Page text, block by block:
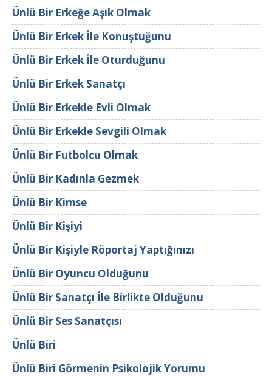
Ünlü Bir Erkeğe Aşık Olmak
Ünlü Bir Erkek İle Konuştuğunu
Ünlü Bir Erkek İle Oturduğunu
Ünlü Bir Erkek Sanatçı
Ünlü Bir Erkekle Evli Olmak
Ünlü Bir Erkekle Sevgili Olmak
Ünlü Bir Futbolcu Olmak
Ünlü Bir Kadınla Gezmek
Ünlü Bir Kimse
Ünlü Bir Kişiyi
Ünlü Bir Kişiyle Röportaj Yaptığınızı
Ünlü Bir Oyuncu Olduğunu
Ünlü Bir Sanatçı İle Birlikte Olduğunu
Ünlü Bir Ses Sanatçısı
Ünlü Biri
Ünlü Biri Görmenin Psikolojik Yorumu